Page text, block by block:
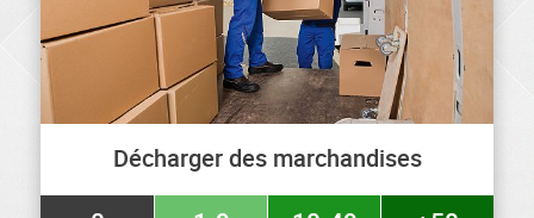
Décharger des marchandises